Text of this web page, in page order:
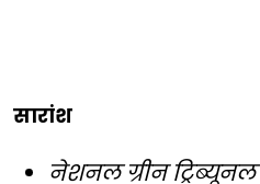
सारांश
नेशनल ग्रीन